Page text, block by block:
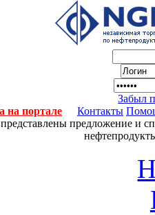
Забыл
на портале
Контакты
предложение и